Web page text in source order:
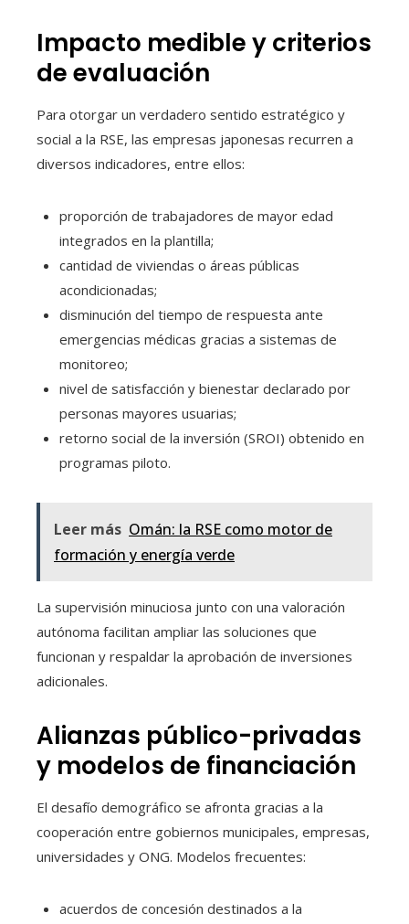
Impacto medible y criterios
de evaluación
Para otorgar un verdadero sentido estratégico y
social a la RSE, las empresas japonesas recurren a
diversos indicadores, entre ellos:
proporción de trabajadores de mayor edad
integrados en la plantilla;
cantidad de viviendas o áreas públicas
acondicionadas;
disminución del tiempo de respuesta ante
emergencias médicas gracias a sistemas de
monitoreo;
nivel de satisfacción y bienestar declarado por
personas mayores usuarias;
retorno social de la inversión (SROI) obtenido en
programas piloto.
Leer más Omán: la RSE como motor de
formación y energía verde
La supervisión minuciosa junto con una valoración
autónoma facilitan ampliar las soluciones que
funcionan y respaldar la aprobación de inversiones
adicionales.
Alianzas público-privadas
y modelos de financiación
El desafío demográfico se afronta gracias a la
cooperación entre gobiernos municipales, empresas,
universidades y ONG. Modelos frecuentes:
acuerdos de concesión destinados a la